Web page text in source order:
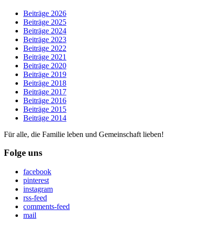
Beiträge 2026
Beiträge 2025
Beiträge 2024
Beiträge 2023
Beiträge 2022
Beiträge 2021
Beiträge 2020
Beiträge 2019
Beiträge 2018
Beiträge 2017
Beiträge 2016
Beiträge 2015
Beiträge 2014
Für alle, die Familie leben und Gemeinschaft lieben!
Folge uns
facebook
pinterest
instagram
rss-feed
comments-feed
mail